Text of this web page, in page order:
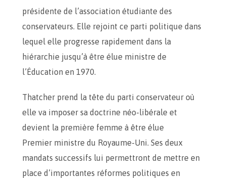
présidente de l’association étudiante des
conservateurs. Elle rejoint ce parti politique dans
lequel elle progresse rapidement dans la
hiérarchie jusqu’à être élue ministre de
l’Éducation en 1970.
Thatcher prend la tête du parti conservateur où
elle va imposer sa doctrine néo-libérale et
devient la première femme à être élue
Premier ministre du Royaume-Uni. Ses deux
mandats successifs lui permettront de mettre en
place d’importantes réformes politiques en